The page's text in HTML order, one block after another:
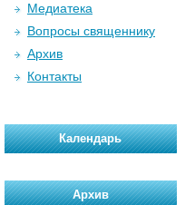
Медиатека
Вопросы священнику
Архив
Контакты
Календарь
Архив